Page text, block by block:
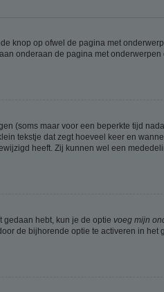
knop op ofwel de pagina met
onderaan de pagina met
(soms maar voor een beperkte tijd
tekstje dat zegt hoeveel keer en
heeft. Zij kunnen wel een
gedaan hebt, kun je de optie voeg mijn
de bijhorende optie te activeren in het